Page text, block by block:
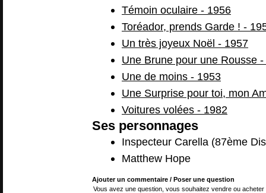
Témoin oculaire - 1956
Toréador, prends Garde ! -
Un très joyeux Noël - 1957
Une Brune pour une Rousse
Une de moins - 1953
Une Surprise pour toi, mon
Voitures volées - 1982
Ses personnages
Inspecteur Carella (87ème
Matthew Hope
Ajouter un commentaire / Poser une question
Vous avez une question, vous souhaitez vendre ou